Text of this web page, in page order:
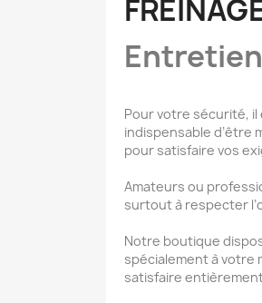
Pour votre sécurité,
indispensable d’être
pour satisfaire vos
Amateurs ou
surtout à respecter
Notre boutique
spécialement à votre
satisfaire